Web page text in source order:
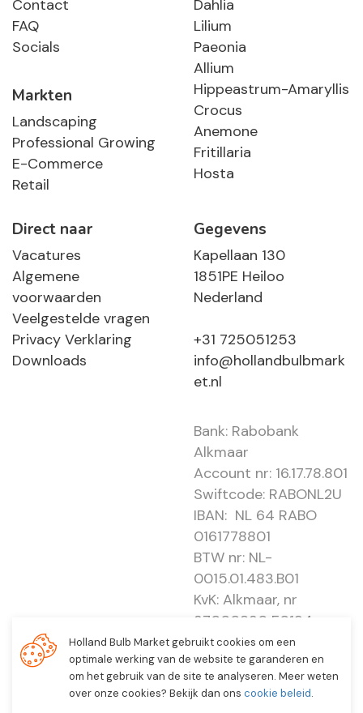
Contact
FAQ
Socials
Markten
Landscaping
Professional Growing
E-Commerce
Retail
Dahlia
Lilium
Paeonia
Allium
Hippeastrum-Amaryllis
Crocus
Anemone
Fritillaria
Hosta
Direct naar
Vacatures
Algemene
voorwaarden
Veelgestelde vragen
Privacy Verklaring
Downloads
Gegevens
Kapellaan 130
1851PE Heiloo
Nederland
+31 725051253
info@hollandbulbmark
et.nl
Bank: Rabobank
Alkmaar
Account nr: 16.17.78.801
Swiftcode: RABONL2U
IBAN: NL 64 RABO
0161778801
BTW nr: NL-
0015.01.483.B01
KvK: Alkmaar, nr
37000830 E0194 -
EBO 505
Holland Bulb Market gebruikt cookies om een
optimale werking van de website te garanderen en
om het gebruik van de site te analyseren. Meer weten
over onze cookies? Bekijk dan ons cookie beleid.